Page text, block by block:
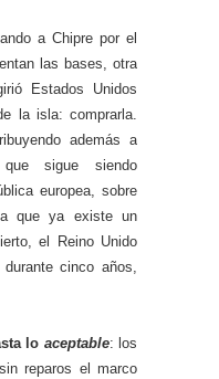
a Chipre por el
las bases, otra
Estados Unidos
la isla: comprarla.
además a
sigue siendo
europea, sobre
que ya existe un
el Reino Unido
cinco años,
lo aceptable: los
reparos el marco